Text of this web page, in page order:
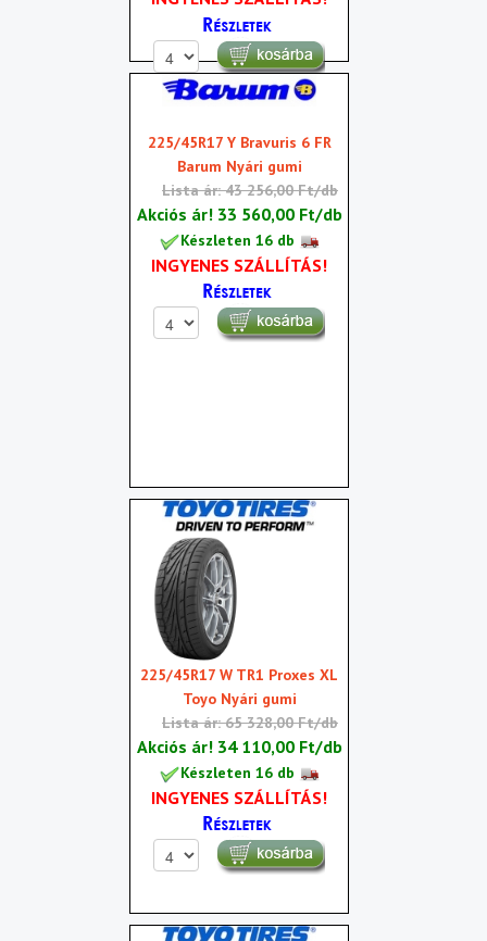
225/45R17 Y Bravuris 6 FR
Barum Nyári gumi
Lista ár: 43 256,00 Ft/db
Akciós ár! 33 560,00 Ft/db
Készleten 16 db
INGYENES SZÁLLÍTÁS!
225/45R17 W TR1 Proxes XL
Toyo Nyári gumi
Lista ár: 65 328,00 Ft/db
Akciós ár! 34 110,00 Ft/db
Készleten 16 db
INGYENES SZÁLLÍTÁS!